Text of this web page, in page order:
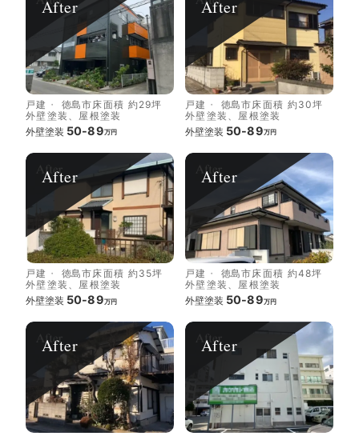
After
戸建 徳島市床面積 約29坪
外壁塗装、屋根塗装
外壁塗装 50-89万円
After
戸建 徳島市床面積 約30坪
外壁塗装、屋根塗装
外壁塗装 50-89万円
After
戸建 徳島市床面積 約35坪
外壁塗装、屋根塗装
外壁塗装 50-89万円
After
戸建 徳島市床面積 約48坪
外壁塗装、屋根塗装
外壁塗装 50-89万円
After After